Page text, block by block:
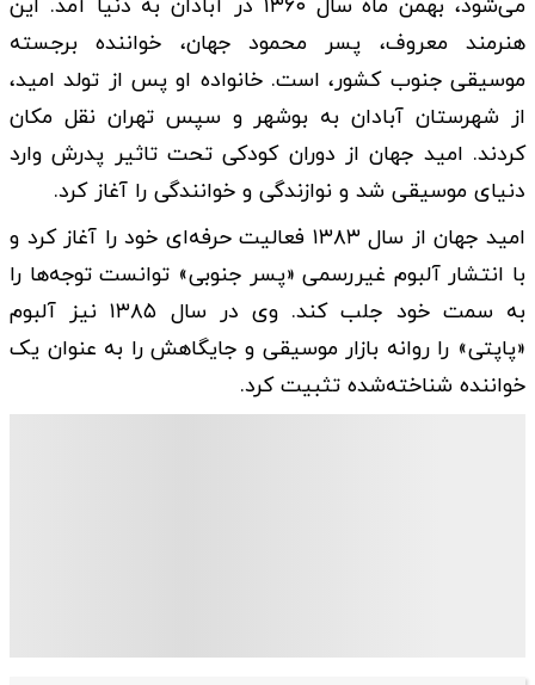
می‌شود، بهمن ماه سال ۱۳۶۰ در آبادان به دنیا آمد. این
هنرمند معروف، پسر محمود جهان، خواننده برجسته
موسیقی جنوب کشور، است. خانواده او پس از تولد امید،
از شهرستان آبادان به بوشهر و سپس تهران نقل مکان
کردند. امید جهان از دوران کودکی تحت تاثیر پدرش وارد
دنیای موسیقی شد و نوازندگی و خوانندگی را آغاز کرد.
امید جهان از سال ۱۳۸۳ فعالیت حرفه‌ای خود را آغاز کرد و
با انتشار آلبوم غیررسمی «پسر جنوبی» توانست توجه‌ها را
به سمت خود جلب کند. وی در سال ۱۳۸۵ نیز آلبوم
«پاپتی» را روانه بازار موسیقی و جایگاهش را به عنوان یک
خواننده شناخته‌شده تثبیت کرد.